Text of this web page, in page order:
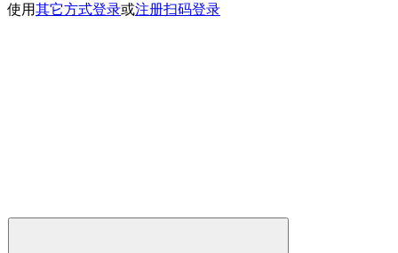
使用其它方式登录或注册扫码登录